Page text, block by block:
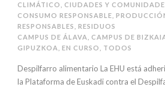
CLIMÁTICO
CIUDADES Y
CONSUMO RESPONSABLE
RESPONSABLES
RESIDUOS
CAMPUS DE ÁLAVA
CAMPUS DE
GIPUZKOA
EN CURSO TODOS
Despilfarro alimentario La EHU está
la Plataforma de Euskadi contra el